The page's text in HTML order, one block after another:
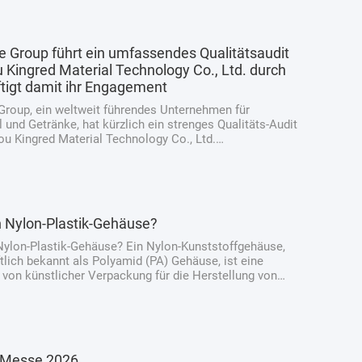
Group führt ein umfassendes Qualitätsaudit
Kingred Material Technology Co., Ltd. durch
damit ihr Engagement
ein weltweit führendes Unternehmen für
und Getränke, hat kürzlich ein strenges Qualitäts-Audit
Kingred Material Technology Co., Ltd.
Nylon-Plastik-Gehäuse?
Plastik-Gehäuse? Ein Nylon-Kunststoffgehäuse,
bekannt als Polyamid (PA) Gehäuse, ist eine
künstlicher Verpackung für die Herstellung von